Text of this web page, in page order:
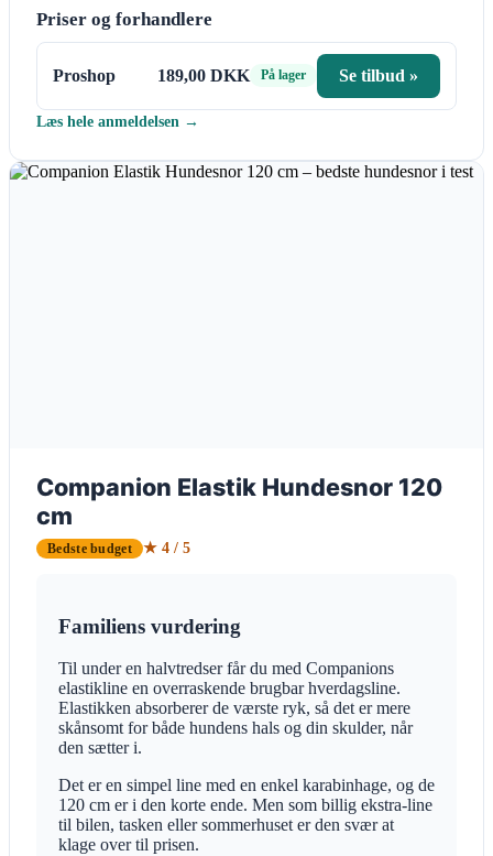
Priser og forhandlere
Proshop 189,00 DKK På lager Se tilbud »
Læs hele anmeldelsen →
Companion Elastik Hundesnor 120
cm
Bedste budget ★ 4 / 5
Familiens vurdering
Til under en halvtredser får du med Companions
elastikline en overraskende brugbar hverdagsline.
Elastikken absorberer de værste ryk, så det er mere
skånsomt for både hundens hals og din skulder, når
den sætter i.
Det er en simpel line med en enkel karabinhage, og de
120 cm er i den korte ende. Men som billig ekstra-line
til bilen, tasken eller sommerhuset er den svær at
klage over til prisen.